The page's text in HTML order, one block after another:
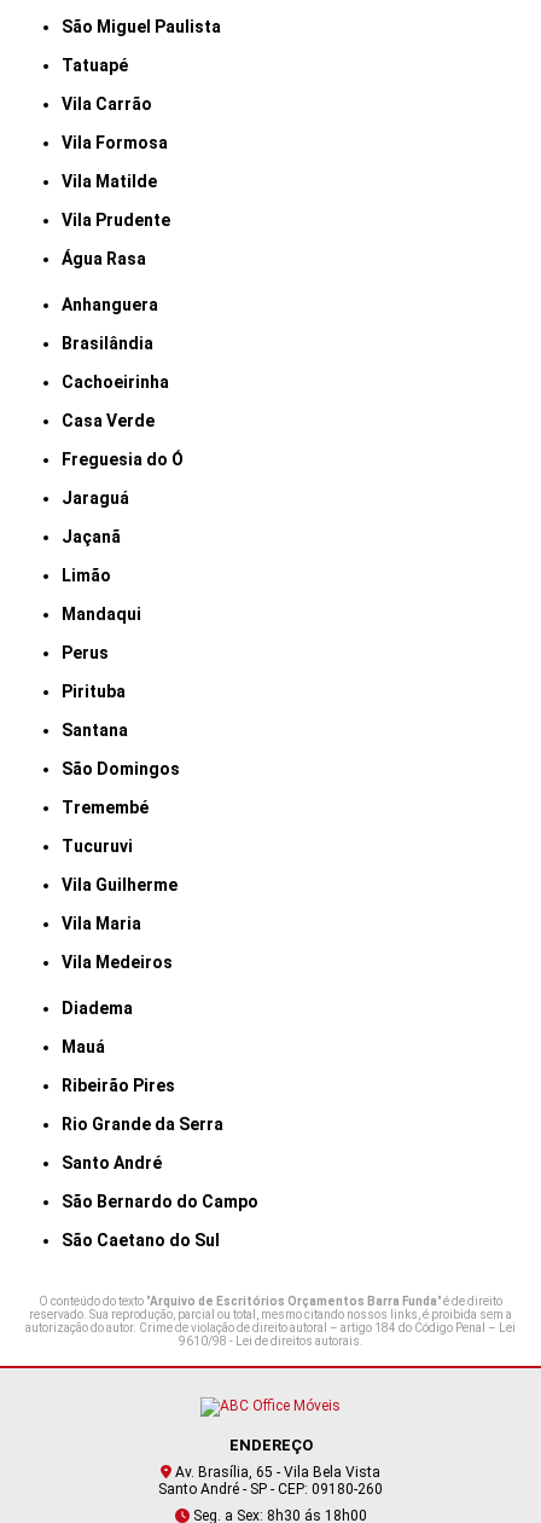
São Miguel Paulista
Tatuapé
Vila Carrão
Vila Formosa
Vila Matilde
Vila Prudente
Água Rasa
Anhanguera
Brasilândia
Cachoeirinha
Casa Verde
Freguesia do Ó
Jaraguá
Jaçanã
Limão
Mandaqui
Perus
Pirituba
Santana
São Domingos
Tremembé
Tucuruvi
Vila Guilherme
Vila Maria
Vila Medeiros
Diadema
Mauá
Ribeirão Pires
Rio Grande da Serra
Santo André
São Bernardo do Campo
São Caetano do Sul
O conteúdo do texto "Arquivo de Escritórios Orçamentos Barra Funda" é de direito
reservado. Sua reprodução, parcial ou total, mesmo citando nossos links, é proibida sem a
autorização do autor. Crime de violação de direito autoral – artigo 184 do Código Penal – Lei
9610/98 - Lei de direitos autorais.
ENDEREÇO
Av. Brasília, 65 - Vila Bela Vista
Santo André - SP - CEP: 09180-260
Seg. a Sex: 8h30 ás 18h00